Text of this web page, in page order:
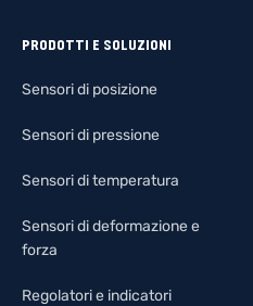
PRODOTTI E SOLUZIONI
Sensori di posizione
Sensori di pressione
Sensori di temperatura
Sensori di deformazione e
forza
Regolatori e indicatori